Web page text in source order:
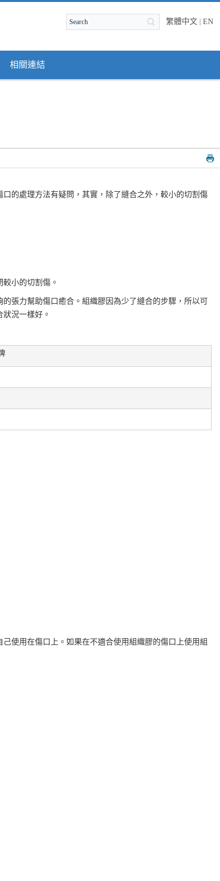
繁體中文 | EN
相關連結
的處理方法有疑問，其實，除了縫合之外，較小的切割傷
小的切割傷。
張力幫助傷口癒合。組織膠因為少了縫合的步驟，所以可
況一樣好。
使用在傷口上。如果在不適合使用組織膠的傷口上使用組